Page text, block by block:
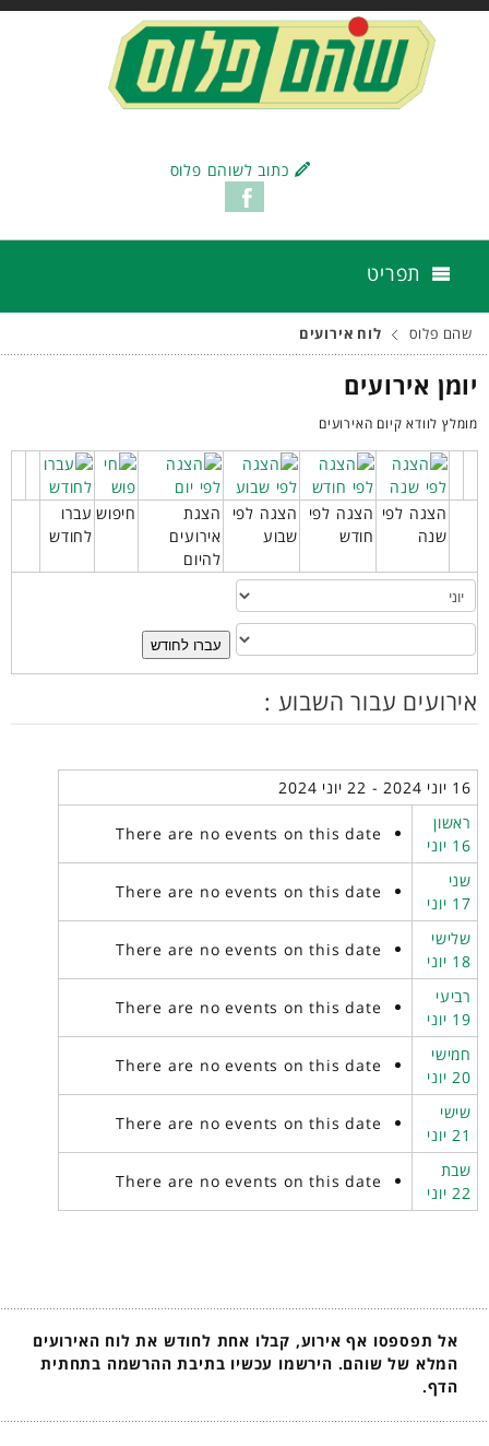
כתוב לשוהם פלוס
תפריט
שהם פלוס לוח אירועים
יומן אירועים
מומלץ לוודא קיום האירועים
הצגה לפי
שנה
הצגה לפי
חודש
הצגה לפי
שבוע
הצגת
אירועים
להיום
חיפוש עברו
לחודש
עברו לחודש
אירועים עבור השבוע :
16 יוני 2024 - 22 יוני 2024
ראשון
16 יוני
There are no events on this date
שני
17 יוני
There are no events on this date
שלישי
18 יוני
There are no events on this date
רביעי
19 יוני
There are no events on this date
חמישי
20 יוני
There are no events on this date
שישי
21 יוני
There are no events on this date
שבת
22 יוני
There are no events on this date
אל תפספסו אף אירוע, קבלו אחת לחודש את לוח האירועים
המלא של שוהם. הירשמו עכשיו בתיבת ההרשמה בתחתית
הדף.